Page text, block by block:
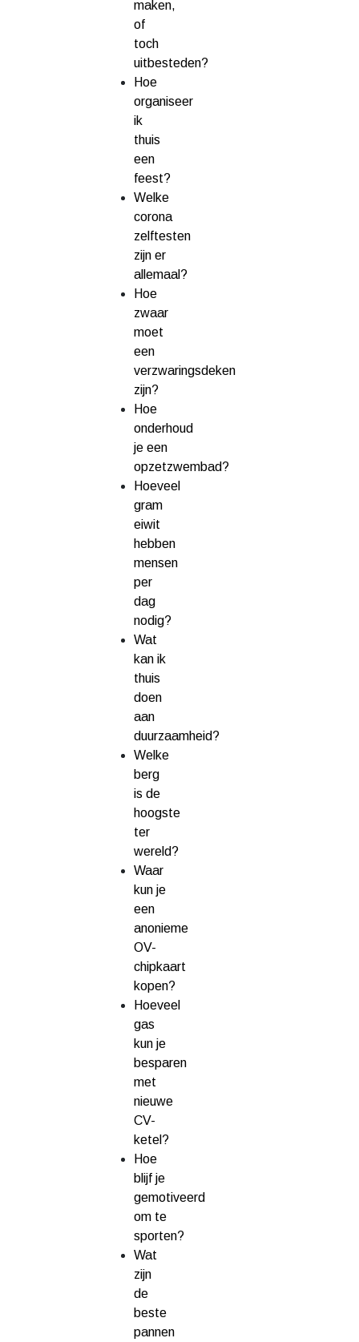
maken,
of
toch
uitbesteden?
Hoe
organiseer
ik
thuis
een
feest?
Welke
corona
zelftesten
zijn er
allemaal?
Hoe
zwaar
moet
een
verzwaringsdeken
zijn?
Hoe
onderhoud
je een
opzetzwembad?
Hoeveel
gram
eiwit
hebben
mensen
per
dag
nodig?
Wat
kan ik
thuis
doen
aan
duurzaamheid?
Welke
berg
is de
hoogste
ter
wereld?
Waar
kun je
een
anonieme
OV-
chipkaart
kopen?
Hoeveel
gas
kun je
besparen
met
nieuwe
CV-
ketel?
Hoe
blijf je
gemotiveerd
om te
sporten?
Wat
zijn
de
beste
pannen